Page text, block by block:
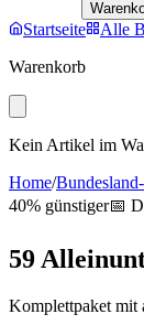
Startseite Alle
Warenkorb
Kein Artikel im
Home/
40% günstiger📅
59
Komplettpaket mit